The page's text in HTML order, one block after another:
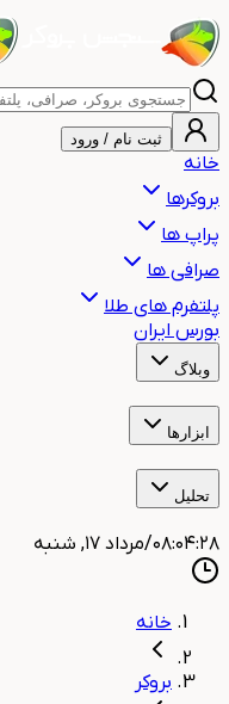
ثبت نام / ورود
خانه
بروکرها
پراپ ها
صرافی ها
پلتفرم های طلا
بورس ایران
وبلاگ
آموزشاخبارهشدار
ابزارها
ساعت بازارهای مالی جهان
تحلیل
تحلیل تکنیکال طلا
۰۸:۰۴:۲۹/مرداد ۱۷, شنبه
خانه
بروکر